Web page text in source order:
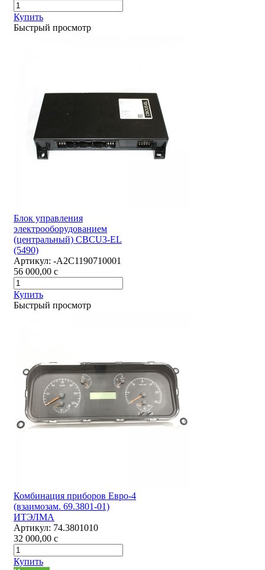
Купить
Быстрый просмотр
Блок управления
электрооборудованием
(центральный) CBCU3-EL
(5490)
Артикул: -А2С1190710001
56 000,00 c
Купить
Быстрый просмотр
Комбинация приборов Евро-4
(взаимозам. 69.3801-01)
ИТЭЛМА
Артикул: 74.3801010
32 000,00 c
Купить